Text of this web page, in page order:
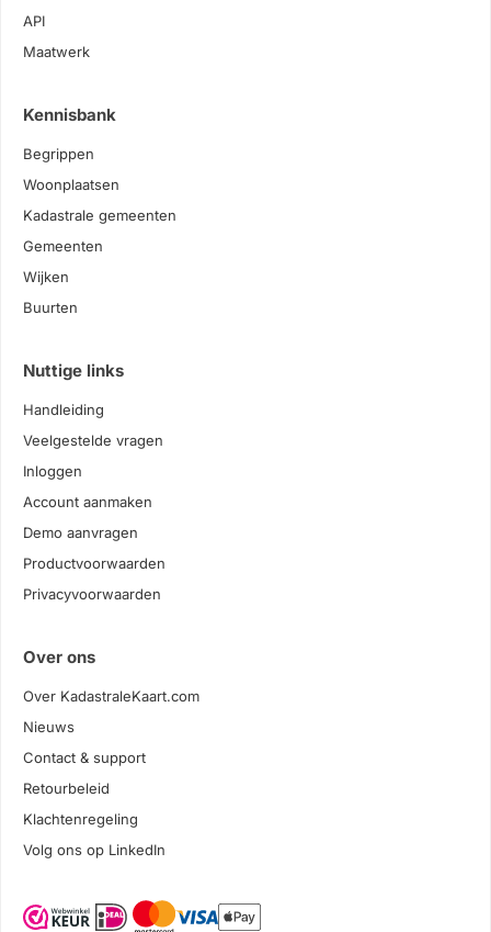
API
Maatwerk
Kennisbank
Begrippen
Woonplaatsen
Kadastrale gemeenten
Gemeenten
Wijken
Buurten
Nuttige links
Handleiding
Veelgestelde vragen
Inloggen
Account aanmaken
Demo aanvragen
Productvoorwaarden
Privacyvoorwaarden
Over ons
Over KadastraleKaart.com
Nieuws
Contact & support
Retourbeleid
Klachtenregeling
Volg ons op LinkedIn